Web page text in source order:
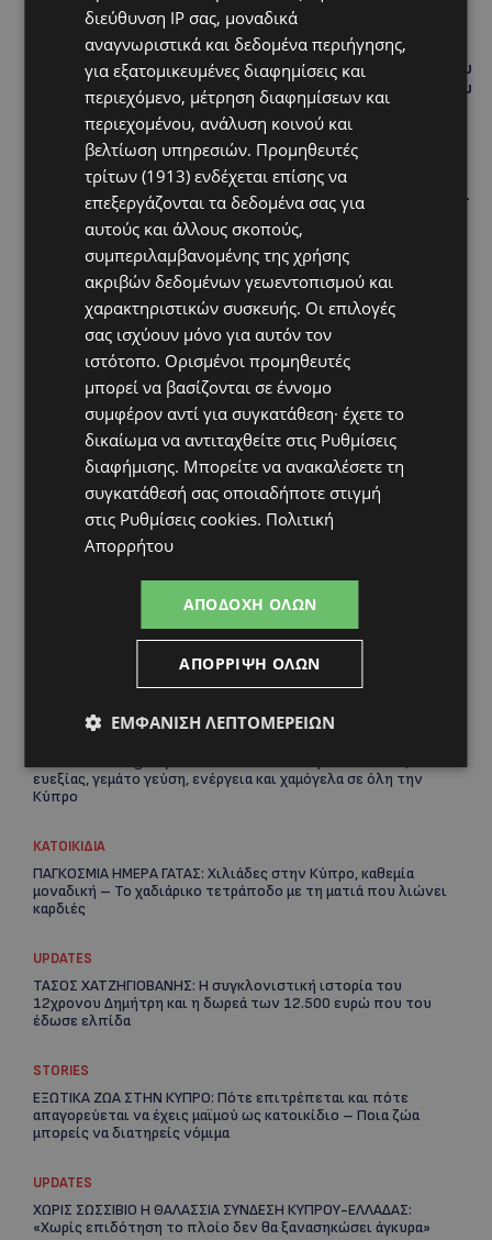
UPDATES
ΤΑΣΟΣ ΧΑΤΖΗΓΙΟΒΑΝΗΣ: Η συγκλονιστική ιστορία του
12χρονου Δημήτρη και η δωρεά των 12.500 ευρώ που
του έδωσε ελπίδα
STORIES
ΕΞΩΤΙΚΑ ΖΩΑ ΣΤΗΝ ΚΥΠΡΟ: Πότε επιτρέπεται και
πότε απαγορεύεται να έχεις μαϊμού ως κατοικίδιο –
Ποια ζώα μπορείς να διατηρείς νόμιμα
Η Peugeot είναι ο επίσημος συνεργάτης του Φεστιβάλ
Κινηματογράφου της Βενετίας
VIBE NEWS
ευεξίας, γεμάτο γεύση, ενέργεια και χαμόγελα σε όλη την
Κύπρο
ΚΑΤΟΙΚΙΔΙΑ
ΠΑΓΚΟΣΜΙΑ ΗΜΕΡΑ ΓΑΤΑΣ: Χιλιάδες στην Κύπρο, καθεμία
μοναδική – Το χαδιάρικο τετράποδο με τη ματιά που λιώνει
καρδιές
UPDATES
ΤΑΣΟΣ ΧΑΤΖΗΓΙΟΒΑΝΗΣ: Η συγκλονιστική ιστορία του
12χρονου Δημήτρη και η δωρεά των 12.500 ευρώ που του
έδωσε ελπίδα
STORIES
ΕΞΩΤΙΚΑ ΖΩΑ ΣΤΗΝ ΚΥΠΡΟ: Πότε επιτρέπεται και πότε
απαγορεύεται να έχεις μαϊμού ως κατοικίδιο – Ποια ζώα
μπορείς να διατηρείς νόμιμα
UPDATES
ΧΩΡΙΣ ΣΩΣΣΙΒΙΟ Η ΘΑΛΑΣΣΙΑ ΣΥΝΔΕΣΗ ΚΥΠΡΟΥ-ΕΛΛΑΔΑΣ:
«Χωρίς επιδότηση το πλοίο δεν θα ξανασηκώσει άγκυρα»
διεύθυνση IP σας, μοναδικά
αναγνωριστικά και δεδομένα περιήγησης,
για εξατομικευμένες διαφημίσεις και
περιεχόμενο, μέτρηση διαφημίσεων και
περιεχομένου, ανάλυση κοινού και
βελτίωση υπηρεσιών. Προμηθευτές
τρίτων (1913) ενδέχεται επίσης να
επεξεργάζονται τα δεδομένα σας για
αυτούς και άλλους σκοπούς,
συμπεριλαμβανομένης της χρήσης
ακριβών δεδομένων γεωεντοπισμού και
χαρακτηριστικών συσκευής. Οι επιλογές
σας ισχύουν μόνο για αυτόν τον
ιστότοπο. Ορισμένοι προμηθευτές
μπορεί να βασίζονται σε έννομο
συμφέρον αντί για συγκατάθεση· έχετε το
δικαίωμα να αντιταχθείτε στις Ρυθμίσεις
διαφήμισης. Μπορείτε να ανακαλέσετε τη
συγκατάθεσή σας οποιαδήποτε στιγμή
στις Ρυθμίσεις cookies. Πολιτική
Απορρήτου
ΑΠΟΔΟΧΉ ΌΛΩΝ
ΑΠΌΡΡΙΨΗ ΌΛΩΝ
ΕΜΦΆΝΙΣΗ ΛΕΠΤΟΜΕΡΕΙΏΝ